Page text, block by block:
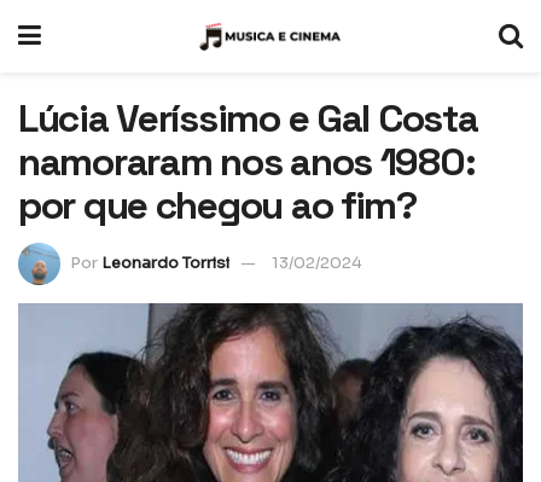
Lúcia Veríssimo e Gal Costa
namoraram nos anos 1980:
por que chegou ao fim?
Por Leonardo Torrisi 13/02/2024